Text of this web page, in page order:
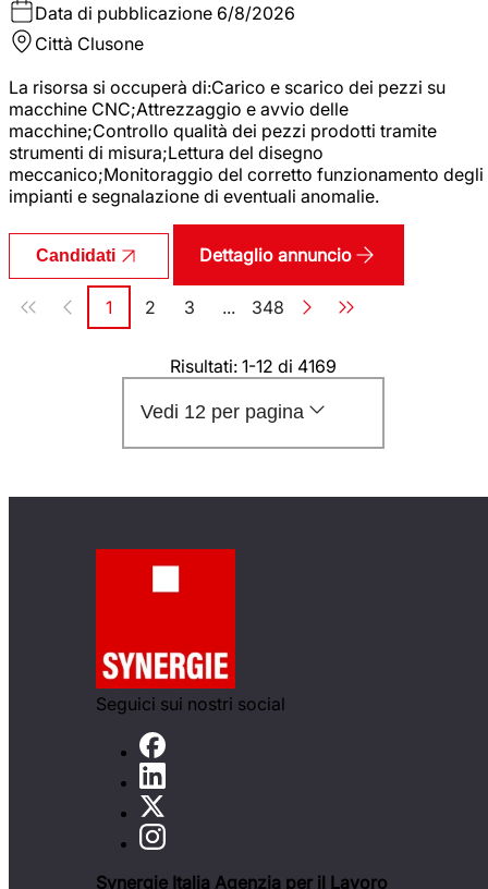
Data di pubblicazione 6/8/2026
Città Clusone
La risorsa si occuperà di:Carico e scarico dei pezzi su
macchine CNC;Attrezzaggio e avvio delle
macchine;Controllo qualità dei pezzi prodotti tramite
strumenti di misura;Lettura del disegno
meccanico;Monitoraggio del corretto funzionamento degli
impianti e segnalazione di eventuali anomalie.
Candidati Dettaglio annuncio
Paginazione
Pagina
1 Pagina
2 Pagina
3 ... Pagina
348
Risultati: 1-12 di 4169
Vedi 12 per pagina
Seguici sui nostri social
Synergie Italia Agenzia per il Lavoro